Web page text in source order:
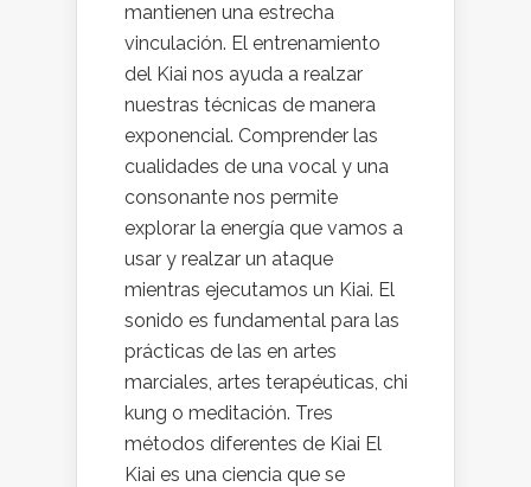
mantienen una estrecha
vinculación. El entrenamiento
del Kiai nos ayuda a realzar
nuestras técnicas de manera
exponencial. Comprender las
cualidades de una vocal y una
consonante nos permite
explorar la energía que vamos a
usar y realzar un ataque
mientras ejecutamos un Kiai. El
sonido es fundamental para las
prácticas de las en artes
marciales, artes terapéuticas, chi
kung o meditación. Tres
métodos diferentes de Kiai El
Kiai es una ciencia que se